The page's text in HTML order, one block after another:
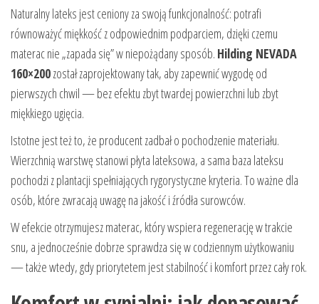
Naturalny lateks jest ceniony za swoją funkcjonalność: potrafi
równoważyć miękkość z odpowiednim podparciem, dzięki czemu
materac nie „zapada się” w niepożądany sposób. Hilding NEVADA
160×200został zaprojektowany tak, aby zapewnić wygodę od
pierwszych chwil — bez efektu zbyt twardej powierzchni lub zbyt
miękkiego ugięcia.
Istotne jest też to, że producent zadbał o pochodzenie materiału.
Wierzchnią warstwę stanowi płyta lateksowa, a sama baza lateksu
pochodzi z plantacji spełniających rygorystyczne kryteria. To ważne dla
osób, które zwracają uwagę na jakość i źródła surowców.
W efekcie otrzymujesz materac, który wspiera regenerację w trakcie
snu, a jednocześnie dobrze sprawdza się w codziennym użytkowaniu
— także wtedy, gdy priorytetem jest stabilność i komfort przez cały rok.